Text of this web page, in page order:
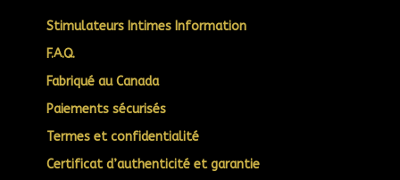
Stimulateurs Intimes Information
F.A.Q.
Fabriqué au Canada
Paiements sécurisés
Termes et confidentialité
Certificat d’authenticité et garantie